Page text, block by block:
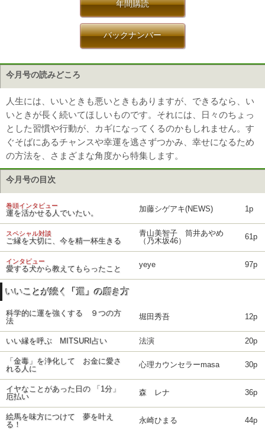
年間購読
バックナンバー
今月号の読みどころ
人生には、いいときも悪いときもありますが、できるなら、い
いときが長く続いてほしいものです。それには、日々のちょっ
とした習慣や行動が、カギになってくるのかもしれません。す
ぐそばにあるチャンスや幸運を逃さずつかみ、幸せになるため
の方法を、さまざまな角度から特集します。
今月号の目次
巻頭インタビュー
運を活かせる人でいたい。 加藤シゲアキ(NEWS) 1p
スペシャル対談
ご縁を大切に、今を精一杯生きる
青山美智子 筒井あやめ
（乃木坂46）
61p
インタビュー
愛する犬から教えてもらったこと yeye 97p
いいことが続く「運」の磨き方
科学的に運を強くする ９つの方
法
堀田秀吾 12p
いい縁を呼ぶ MITSURI占い 法演 20p
「金毒」を浄化して お金に愛さ
れる人に
心理カウンセラーmasa 30p
イヤなことがあった日の 「1分」
厄払い
森 レナ 36p
絵馬を味方につけて 夢を叶え
る！
永崎ひまる 44p